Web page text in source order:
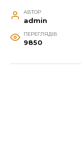
АВТОР
admin
ПЕРЕГЛЯДІВ
9850